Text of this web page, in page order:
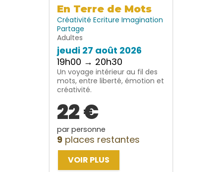
En Terre de Mots
Créativité Ecriture Imagination
Partage
Adultes
jeudi 27 août 2026
19h00 → 20h30
Un voyage intérieur au fil des
mots, entre liberté, émotion et
créativité.
22 €
par personne
9 places restantes
VOIR PLUS